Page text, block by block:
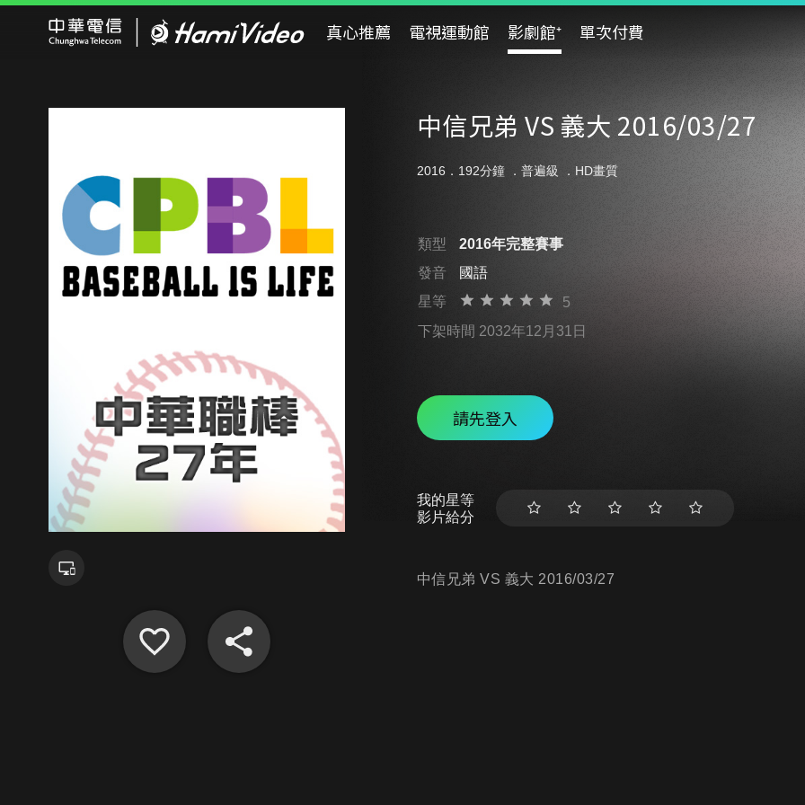
真心推薦 電視運動館 影劇館⁺ 單次付費
中信兄弟 VS 義大 2016/03/27
2016．192分鐘 ． 普遍級 ．HD畫質
類型
2016年完整賽事
發音
國語
星等
5
下架時間 2032年12月31日
請先登入
我的星等
影片給分
中信兄弟 VS 義大 2016/03/27